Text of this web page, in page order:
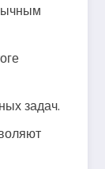
задач.